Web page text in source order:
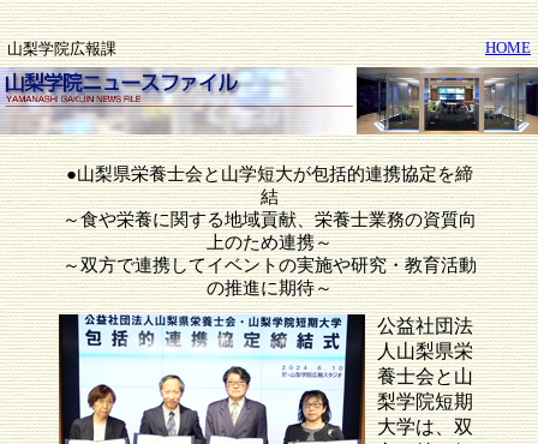
山梨学院広報課 HOME
●山梨県栄養士会と山学短大が包括的連携協定を締
結
～食や栄養に関する地域貢献、栄養士業務の資質向
上のため連携～
～双方で連携してイベントの実施や研究・教育活動
の推進に期待～
公益社団法
人山梨県栄
養士会と山
梨学院短期
大学は、双